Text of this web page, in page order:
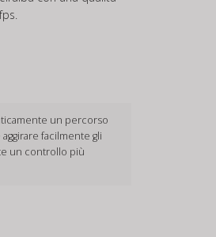
un percorso
facilmente gli
un controllo più